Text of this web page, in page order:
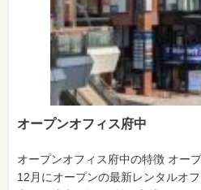
オープンオフィス府中
オープンオフィス府中の特徴 オー
12月にオープンの最新レンタルオ